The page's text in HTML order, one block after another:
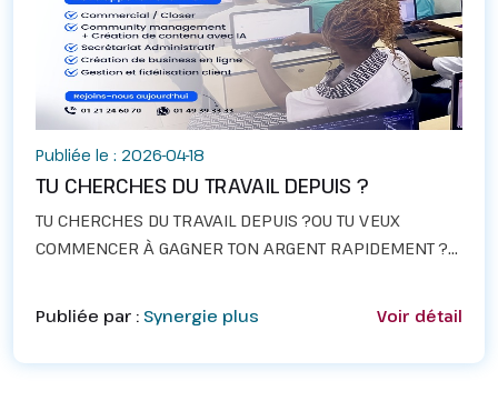
Publiée le : 2026-04-18
TU CHERCHES DU TRAVAIL DEPUIS ?
TU CHERCHES DU TRAVAIL DEPUIS ?OU TU VEUX
COMMENCER À GAGNER TON ARGENT RAPIDEMENT ?
apprends une compétence que tu peux utiliser
immédiatement pour gagner d...
Publiée par : Synergie plus Voir détail